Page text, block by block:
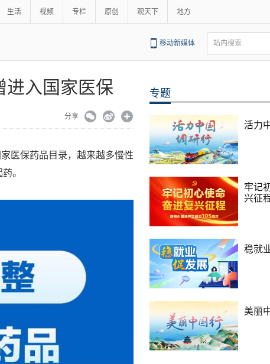
生活 视频 专栏 原创 观天下 地方
移动新媒体 站内搜索
进入国家医保
分享
医保药品目录，越来越多慢性
。
专题
活力
牢记
兴征
稳就
美丽